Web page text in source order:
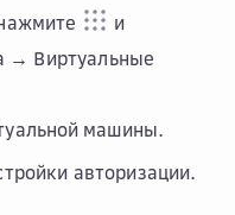
и
→ Виртуальные
машины.
авторизации.